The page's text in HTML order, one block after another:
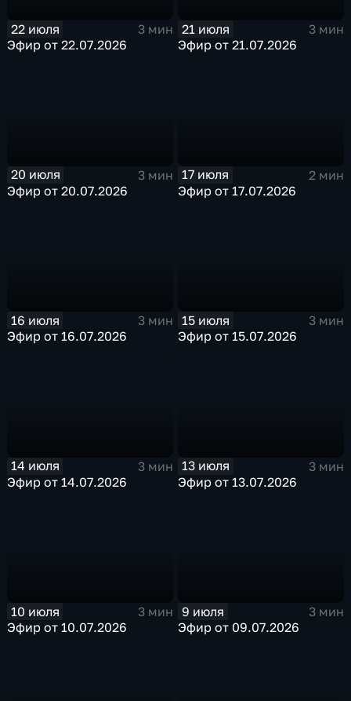
22 июля
3 мин
Эфир от 22.07.2026
21 июля
3 мин
Эфир от 21.07.2026
20 июля
3 мин
Эфир от 20.07.2026
17 июля
2 мин
Эфир от 17.07.2026
16 июля
3 мин
Эфир от 16.07.2026
15 июля
3 мин
Эфир от 15.07.2026
14 июля
3 мин
Эфир от 14.07.2026
13 июля
3 мин
Эфир от 13.07.2026
10 июля
3 мин
Эфир от 10.07.2026
9 июля
3 мин
Эфир от 09.07.2026